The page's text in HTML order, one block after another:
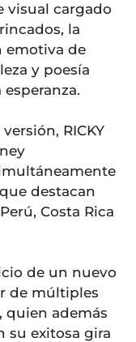
visual cargado
la
emotiva de
y poesía
RICKY
destacan
Costa Rica
de un nuevo
de múltiples
quien además
su exitosa gira